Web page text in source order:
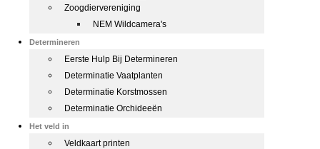
Zoogdiervereniging
NEM Wildcamera's
Determineren
Eerste Hulp Bij Determineren
Determinatie Vaatplanten
Determinatie Korstmossen
Determinatie Orchideeën
Het veld in
Veldkaart printen